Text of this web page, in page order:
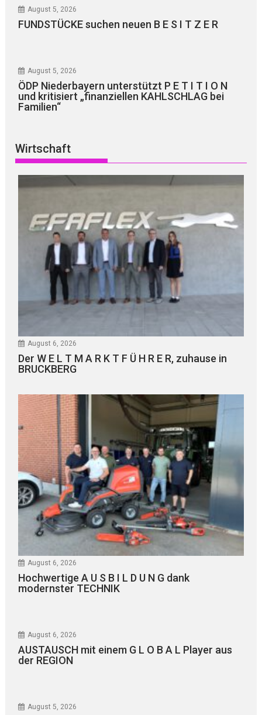
August 5, 2026
FUNDSTÜCKE suchen neuen B E S I T Z E R
August 5, 2026
ÖDP Niederbayern unterstützt P E T I T I O N
und kritisiert „finanziellen KAHLSCHLAG bei
Familien“
Wirtschaft
August 6, 2026
Der W E L T M A R K T F Ü H R E R, zuhause in
BRUCKBERG
August 6, 2026
Hochwertige A U S B I L D U N G dank
modernster TECHNIK
August 6, 2026
AUSTAUSCH mit einem G L O B A L Player aus
der REGION
August 5, 2026